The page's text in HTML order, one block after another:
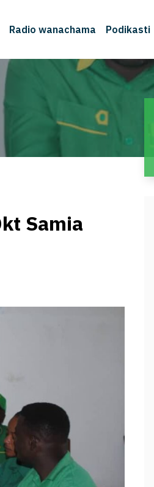
Radio wanachama Podikasti
Samia